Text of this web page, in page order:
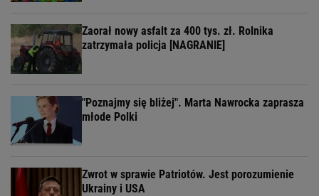
Zaorał nowy asfalt za 400 tys. zł. Rolnika
zatrzymała policja [NAGRANIE]
"Poznajmy się bliżej". Marta Nawrocka zaprasza
młode Polki
Zwrot w sprawie Patriotów. Jest porozumienie
Ukrainy i USA